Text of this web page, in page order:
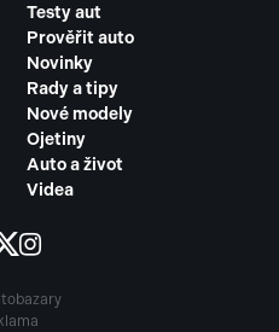
Testy aut
Prověřit auto
Novinky
Rady a tipy
Nové modely
Ojetiny
Auto a život
Videa